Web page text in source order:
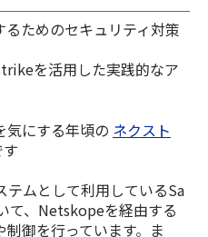
ためのセキュリティ対策
を活用した実践的なア
気にする年頃の ネクスト
テムとして利用しているSa
て、Netskopeを経由する
御を行っています。 ま